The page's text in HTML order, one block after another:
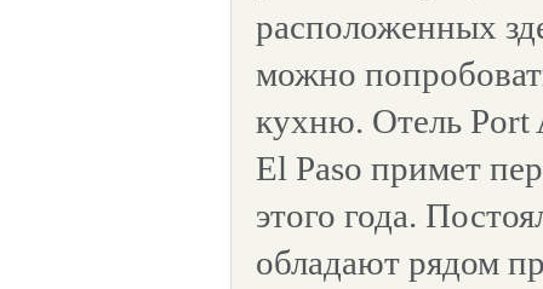
расположенных
можно
кухню. Отель Port
El Paso примет
этого года.
обладают рядом